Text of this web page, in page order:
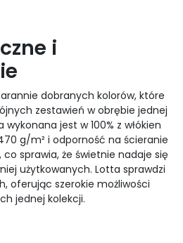
i
dobranych kolorów, które
zestawień w obrębie jednej
jest w 100% z włókien
g/m² i odporność na ścieranie
sprawia, że świetnie nadaje się
użytkowanych. Lotta sprawdzi
oferując szerokie możliwości
jednej kolekcji.